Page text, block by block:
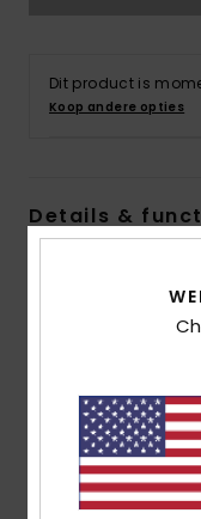
Dit product is
Koop andere opties
Details &
Dames Blauw
Stof:Denim
katoen [352 g]
pasvorm:loose
Hoogte taille: